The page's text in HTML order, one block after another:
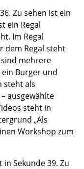
Zu sehen ist ein
ein Regal
Im Regal
dem Regal steht
mehrere
Burger und
steht als
ausgewählte
steht in
„Als
Workshop zum
Sekunde 39. Zu